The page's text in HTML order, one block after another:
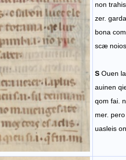
non
zer.
bona
scæ
S Ouen
auinen
qom fai.
mer.
uasleis